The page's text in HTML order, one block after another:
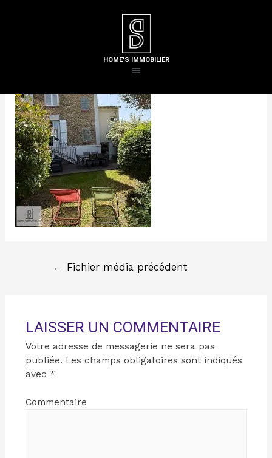
HOME'S IMMOBILIER
/ Par
← Fichier média précédent
LAISSER UN COMMENTAIRE
Votre adresse de messagerie ne sera pas
publiée. Les champs obligatoires sont indiqués
avec *
Commentaire